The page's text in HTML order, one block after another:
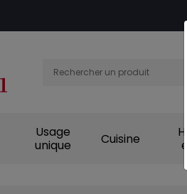
Usage
unique
Cuisine